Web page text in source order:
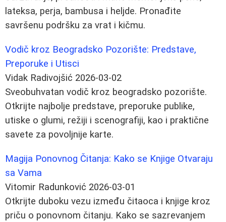
lateksa, perja, bambusa i heljde. Pronađite
savršenu podršku za vrat i kičmu.
Vodič kroz Beogradsko Pozorište: Predstave,
Preporuke i Utisci
Vidak Radivojšić 2026-03-02
Sveobuhvatan vodič kroz beogradsko pozorište.
Otkrijte najbolje predstave, preporuke publike,
utiske o glumi, režiji i scenografiji, kao i praktične
savete za povoljnije karte.
Magija Ponovnog Čitanja: Kako se Knjige Otvaraju
sa Vama
Vitomir Radunković 2026-03-01
Otkrijte duboku vezu između čitaoca i knjige kroz
priču o ponovnom čitanju. Kako se sazrevanjem